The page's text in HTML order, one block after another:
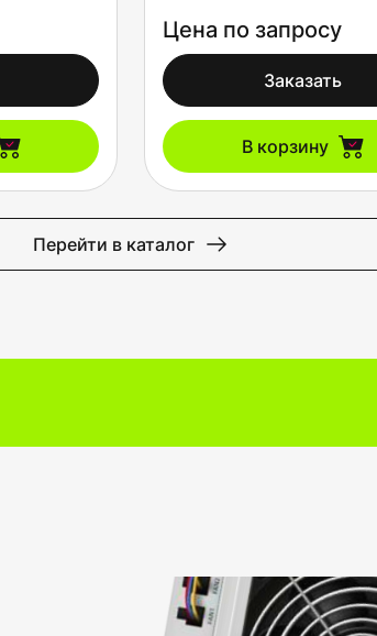
Цена по запросу
Заказать
В корзину
Перейти в каталог